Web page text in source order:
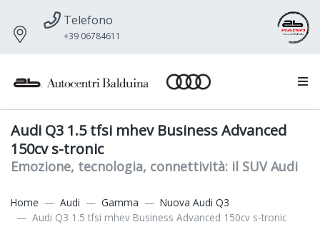
Telefono
+39 06784611
Audi Q3 1.5 tfsi mhev Business Advanced
150cv s-tronic
Emozione, tecnologia, connettività: il SUV Audi
Home Audi Gamma
Nuova Audi Q3
Audi Q3 1.5 tfsi mhev Business Advanced 150cv s-tronic